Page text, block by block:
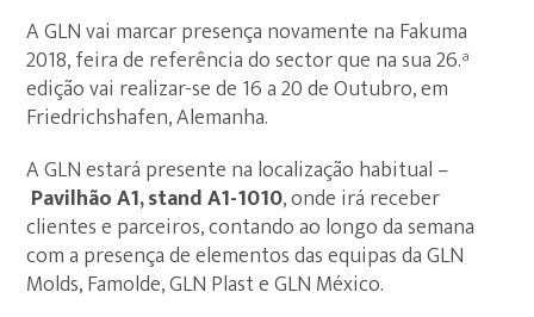
A GLN vai marcar presença novamente na Fakuma
2018, feira de referência do sector que na sua 26.ª
edição vai realizar-se de 16 a 20 de Outubro, em
Friedrichshafen, Alemanha.
A GLN estará presente na localização habitual –
Pavilhão A1, stand A1-1010, onde irá receber
clientes e parceiros, contando ao longo da semana
com a presença de elementos das equipas da GLN
Molds, Famolde, GLN Plast e GLN México.